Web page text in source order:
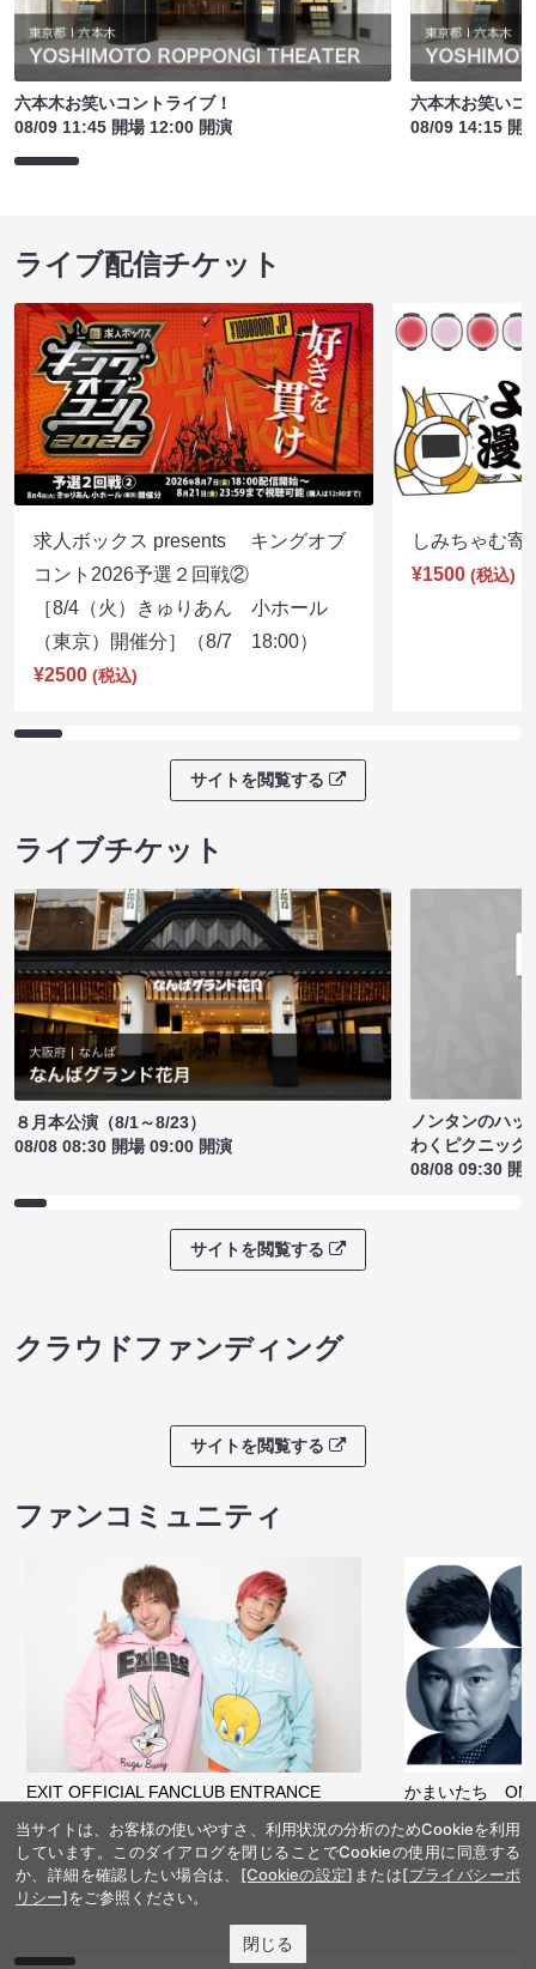
六本木お笑いコントライブ！
08/09 11:45 開場 12:00 開演
六本木お笑いコ
08/09 14:15 開
ライブ配信チケット
求人ボックス presents キングオブ
コント2026予選２回戦②
［8/4（火）きゅりあん 小ホール
（東京）開催分］（8/7 18:00）
¥2500 (税込)
しみちゃむ
¥1500 (税込)
サイトを閲覧する
ライブチケット
８月本公演（8/1～8/23）
08/08 08:30 開場 09:00 開演
ノンタンのハッ
わくピクニック
08/08 09:30 開
サイトを閲覧する
クラウドファンディング
サイトを閲覧する
ファンコミュニティ
EXIT OFFICIAL FANCLUB ENTRANCE かまいたち
当サイトは、お客様の使いやすさ、利用状況の分析のためCookieを利用
しています。このダイアログを閉じることでCookieの使用に同意する
か、詳細を確認したい場合は、 [Cookieの設定] または[プライバシーポ
リシー]をご参照ください。
閉じる